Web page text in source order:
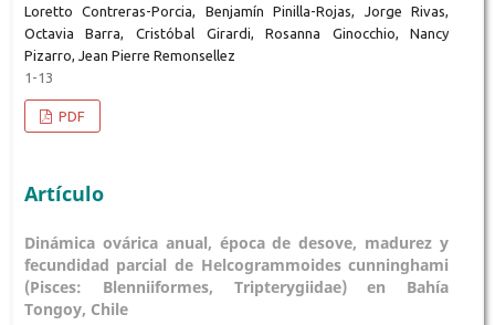
Loretto Contreras-Porcia, Benjamín Pinilla-Rojas, Jorge Rivas,
Octavia Barra, Cristóbal Girardi, Rosanna Ginocchio, Nancy
Pizarro, Jean Pierre Remonsellez
1-13
PDF
Artículo
Dinámica ovárica anual, época de desove, madurez y
fecundidad parcial de Helcogrammoides cunninghami
(Pisces: Blenniiformes, Tripterygiidae) en Bahía
Tongoy, Chile